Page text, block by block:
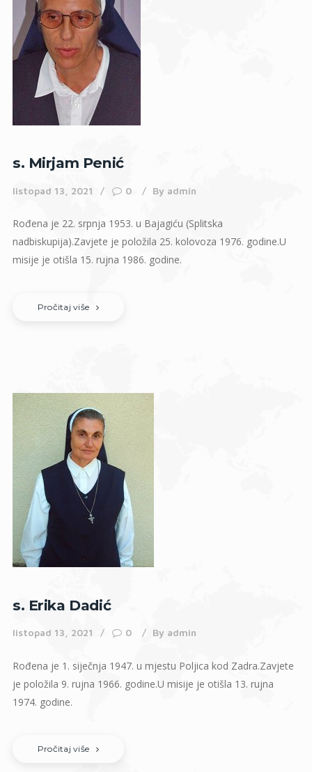
s. Mirjam Penić
listopad 13, 2021 0 By admin
Rođena je 22. srpnja 1953. u Bajagiću (Splitska
nadbiskupija).Zavjete je položila 25. kolovoza 1976. godine.U
misije je otišla 15. rujna 1986. godine.
Pročitaj više
s. Erika Dadić
listopad 13, 2021 0 By admin
Rođena je 1. siječnja 1947. u mjestu Poljica kod Zadra.Zavjete
je položila 9. rujna 1966. godine.U misije je otišla 13. rujna
1974. godine.
Pročitaj više